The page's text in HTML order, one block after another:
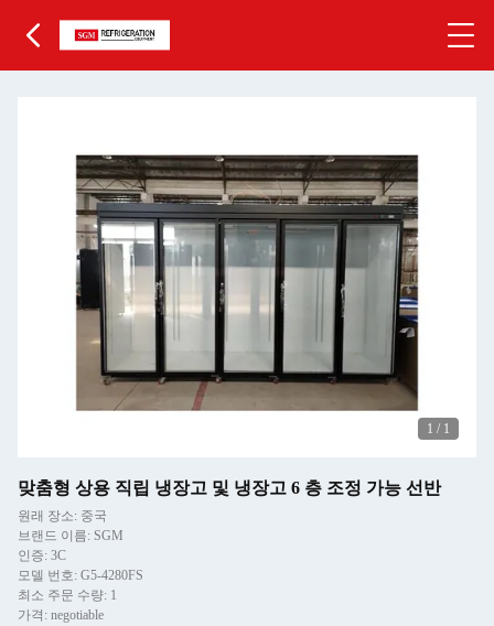
1 / 1
맞춤형 상용 직립 냉장고 및 냉장고 6 층 조정 가능 선반
원래 장소: 중국
브랜드 이름: SGM
인증: 3C
모델 번호: G5-4280FS
최소 주문 수량: 1
가격: negotiable